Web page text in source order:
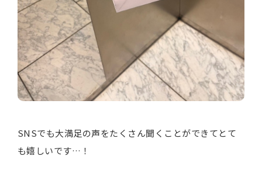
SNSでも大満足の声をたくさん聞くことができてとて
も嬉しいです…！